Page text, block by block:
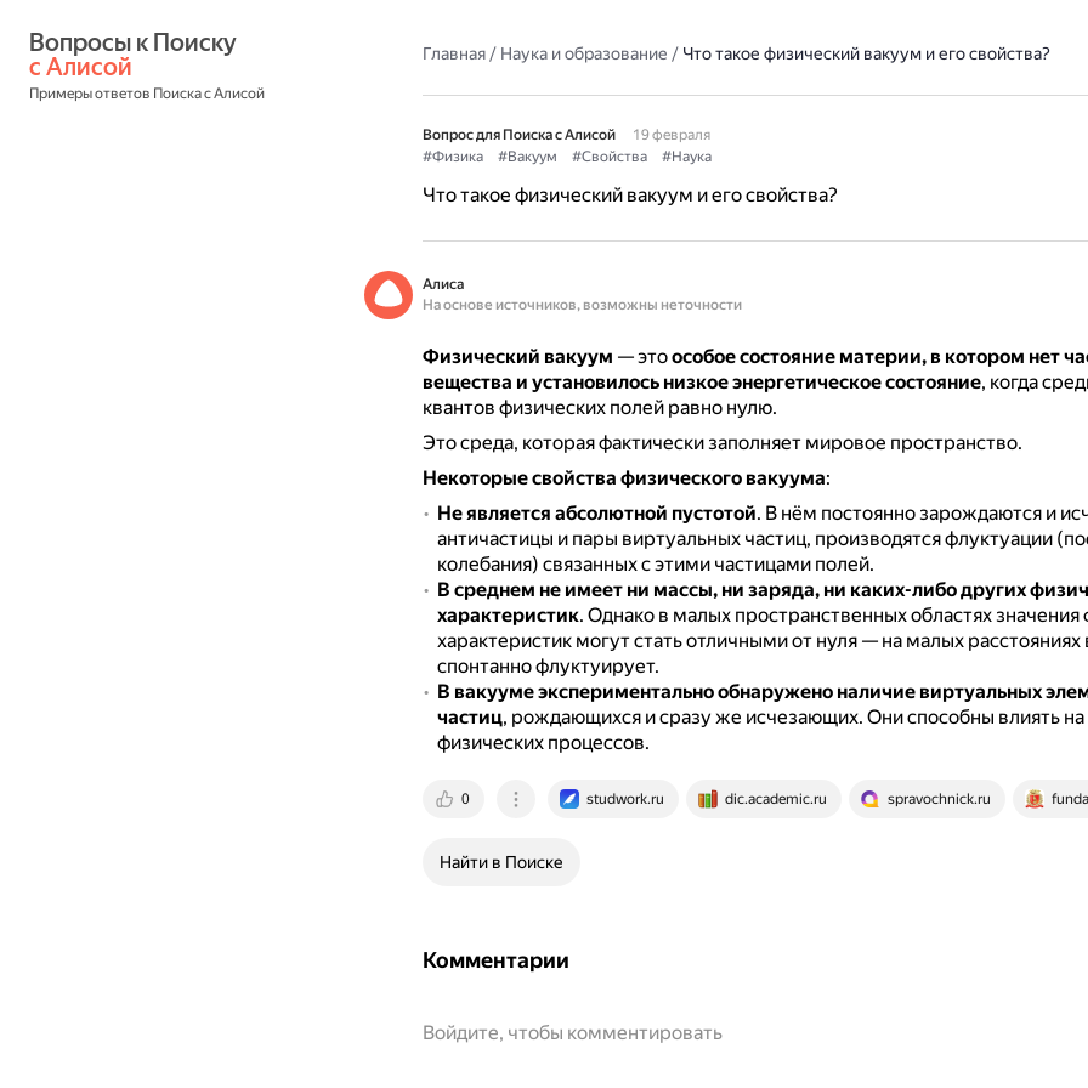
с Алисой
Примеры ответов Поиска с Алисой
Главная/ Наука и образование / Что такое физический вакуум и его свойства?
Вопрос для Поиска с Алисой
19 февраля
#Физика
#Вакуум #Свойства #Наука
Что такое физический вакуум и его свойства?
Алиса
На основе источников, возможны неточности
Физический вакуум — этоособое состояние материи, в котором нет
вещества и установилось низкое энергетическое состояние, когда
квантов физических полей равно нулю.
Это среда, которая фактически заполняет мировое пространство.
Некоторые свойства физического вакуума:
Не является абсолютной пустотой. В нём постоянно зарождаются и
античастицы и пары виртуальных частиц, производятся флуктуации
колебания) связанных с этими частицами полей.
В среднем не имеет ни массы, ни заряда, ни каких-либо других
характеристик. Однако в малых пространственных областях значения
характеристик могут стать отличными от нуля — на малых расстояниях
спонтанно флуктуирует.
В вакууме экспериментально обнаружено наличие виртуальных
частиц, рождающихся и сразу же исчезающих. Они способны влиять на
физических процессов.
0 studwork.ru dic.academic.ru spravochnick.ru
Найти в Поиске
Комментарии
Войдите, чтобы комментировать